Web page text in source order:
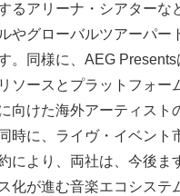
るアリーナ・シアターな
やグローバルツアーパー
。同様に、AEG Presents
ソースとプラットフォー
向けた海外アーティスト
時に、ライヴ・イベント
により、両社は、今後ま
化が進む音楽エコシステ